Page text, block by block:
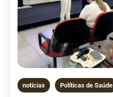
notícias Políticas de Saúde